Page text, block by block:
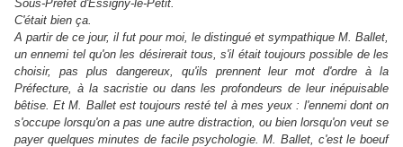
Sous-Préfet d'Essigny-le-Petit.
C'était bien ça.
A partir de ce jour, il fut pour moi, le distingué et sympathique M. Ballet,
un ennemi tel qu'on les désirerait tous, s'il était toujours possible de les
choisir, pas plus dangereux, qu'ils prennent leur mot d'ordre à la
Préfecture, à la sacristie ou dans les profondeurs de leur inépuisable
bêtise. Et M. Ballet est toujours resté tel à mes yeux : l'ennemi dont on
s'occupe lorsqu'on a pas une autre distraction, ou bien lorsqu'on veut se
payer quelques minutes de facile psychologie. M. Ballet, c'est le boeuf